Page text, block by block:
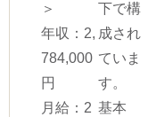
＞
年収：2,
784,000
円
月給：2
下で構
成され
ていま
す。
基本